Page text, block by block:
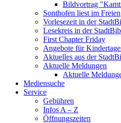
Bildvortrag
Sonthofen liest im Freien
Vorlesezeit in der
Lesekreis in der
First Chapter Friday
Angebote für
Aktuelles aus der
Aktuelle Meldungen
Aktuelle
Mediensuche
Service
Gebühren
Infos A – Z
Öffnungszeiten